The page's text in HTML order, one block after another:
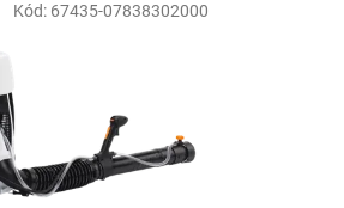
Kód: 67435-07838302000